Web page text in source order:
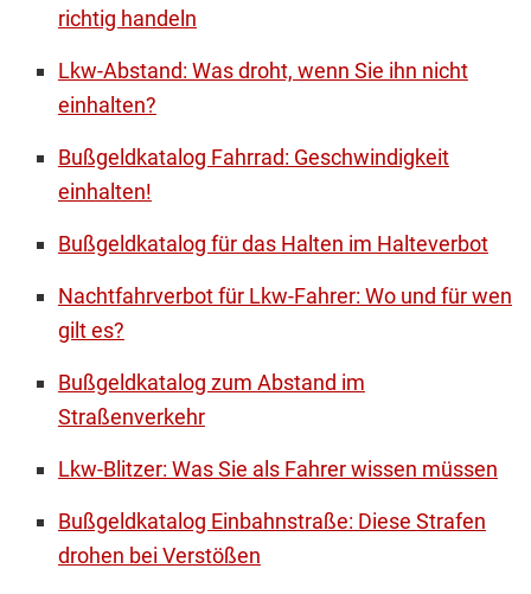
richtig handeln
Lkw-Abstand: Was droht, wenn Sie ihn nicht
einhalten?
Bußgeldkatalog Fahrrad: Geschwindigkeit
einhalten!
Bußgeldkatalog für das Halten im Halteverbot
Nachtfahrverbot für Lkw-Fahrer: Wo und für wen
gilt es?
Bußgeldkatalog zum Abstand im
Straßenverkehr
Lkw-Blitzer: Was Sie als Fahrer wissen müssen
Bußgeldkatalog Einbahnstraße: Diese Strafen
drohen bei Verstößen